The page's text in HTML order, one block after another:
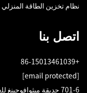
نظام تخزين الطاقة المنزلي
اتصل بنا
+86-15013461039
[email protected]